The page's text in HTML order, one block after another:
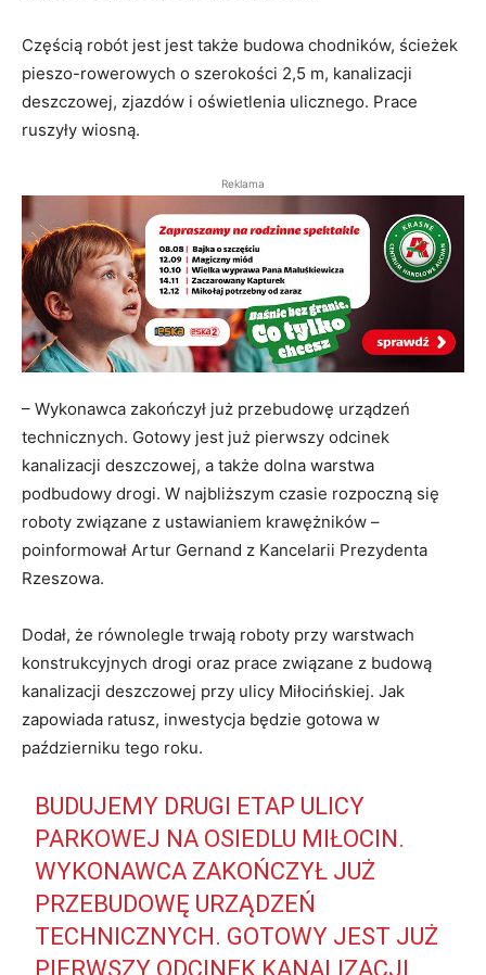
Częścią robót jest jest także budowa chodników, ścieżek
pieszo-rowerowych o szerokości 2,5 m, kanalizacji
deszczowej, zjazdów i oświetlenia ulicznego. Prace
ruszyły wiosną.
Reklama
– Wykonawca zakończył już przebudowę urządzeń
technicznych. Gotowy jest już pierwszy odcinek
kanalizacji deszczowej, a także dolna warstwa
podbudowy drogi. W najbliższym czasie rozpoczną się
roboty związane z ustawianiem krawężników –
poinformował Artur Gernand z Kancelarii Prezydenta
Rzeszowa.
Dodał, że równolegle trwają roboty przy warstwach
konstrukcyjnych drogi oraz prace związane z budową
kanalizacji deszczowej przy ulicy Miłocińskiej. Jak
zapowiada ratusz, inwestycja będzie gotowa w
październiku tego roku.
BUDUJEMY DRUGI ETAP ULICY
PARKOWEJ NA OSIEDLU MIŁOCIN.
WYKONAWCA ZAKOŃCZYŁ JUŻ
PRZEBUDOWĘ URZĄDZEŃ
TECHNICZNYCH. GOTOWY JEST JUŻ
PIERWSZY ODCINEK KANALIZACJI